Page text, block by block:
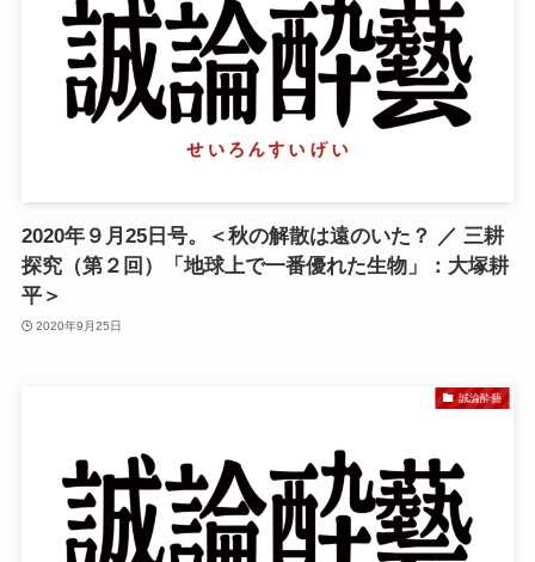
2020年９月25日号。＜秋の解散は遠のいた？ ／ 三耕
探究（第２回）「地球上で一番優れた生物」：大塚耕
平＞
2020年9月25日
誠論酔藝